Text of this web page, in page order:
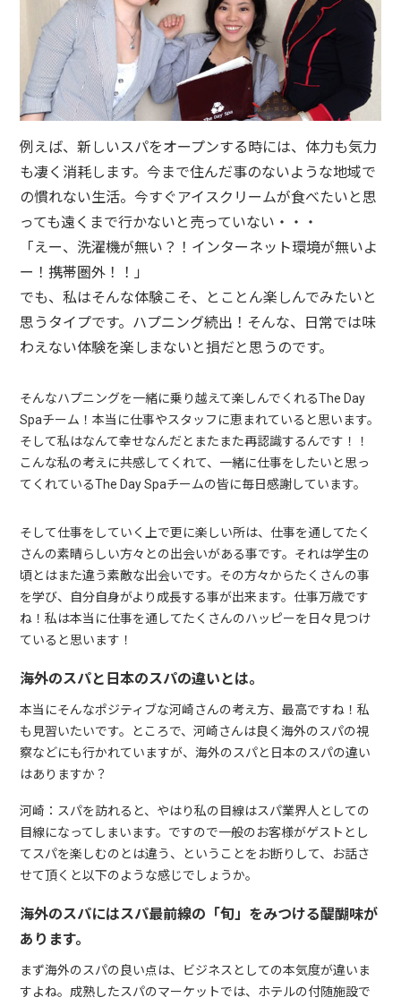
例えば、新しいスパをオープンする時には、体力も気力
も凄く消耗します。今まで住んだ事のないような地域で
の慣れない生活。今すぐアイスクリームが食べたいと思
っても遠くまで行かないと売っていない・・・
「えー、洗濯機が無い？！インターネット環境が無いよ
ー！携帯圏外！！」
でも、私はそんな体験こそ、とことん楽しんでみたいと
思うタイプです。ハプニング続出！そんな、日常では味
わえない体験を楽しまないと損だと思うのです。
そんなハプニングを一緒に乗り越えて楽しんでくれるThe Day
Spaチーム！本当に仕事やスタッフに恵まれていると思います。
そして私はなんて幸せなんだとまたまた再認識するんです！！
こんな私の考えに共感してくれて、一緒に仕事をしたいと思っ
てくれているThe Day Spaチームの皆に毎日感謝しています。
そして仕事をしていく上で更に楽しい所は、仕事を通してたく
さんの素晴らしい方々との出会いがある事です。それは学生の
頃とはまた違う素敵な出会いです。その方々からたくさんの事
を学び、自分自身がより成長する事が出来ます。仕事万歳です
ね！私は本当に仕事を通してたくさんのハッピーを日々見つけ
ていると思います！
海外のスパと日本のスパの違いとは。
本当にそんなポジティブな河崎さんの考え方、最高ですね！私
も見習いたいです。ところで、河崎さんは良く海外のスパの視
察などにも行かれていますが、海外のスパと日本のスパの違い
はありますか？
河崎：スパを訪れると、やはり私の目線はスパ業界人としての
目線になってしまいます。ですので一般のお客様がゲストとし
てスパを楽しむのとは違う、ということをお断りして、お話さ
せて頂くと以下のような感じでしょうか。
海外のスパにはスパ最前線の「旬」をみつける醍醐味が
あります。
まず海外のスパの良い点は、ビジネスとしての本気度が違いま
すよね。成熟したスパのマーケットでは、ホテルの付随施設で